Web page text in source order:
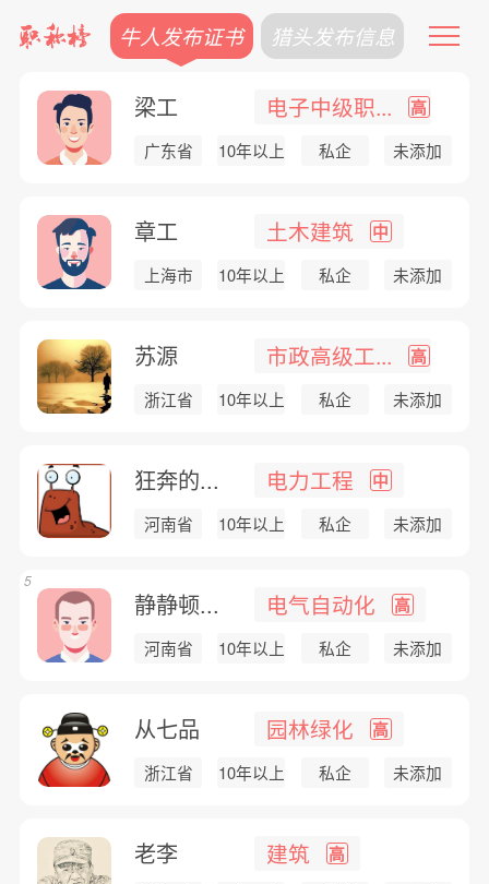
牛人发布证书 猎头发布信息
梁工 电子中级职... 高
广东省 10年以上 私企 未添加
章工 土木建筑 中
上海市 10年以上 私企 未添加
苏源 市政高级工... 高
浙江省 10年以上 私企 未添加
狂奔的... 电力工程 中
河南省 10年以上 私企 未添加
静静顿... 电气自动化 高
河南省 10年以上 私企 未添加
5
从七品 园林绿化 高
浙江省 10年以上 私企 未添加
老李 建筑 高